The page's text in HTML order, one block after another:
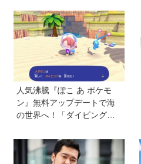
人気沸騰『ぽこ あ ポケモ
ン』無料アップデートで海
の世界へ！「ダイビング」
る追加コンテンツも登場